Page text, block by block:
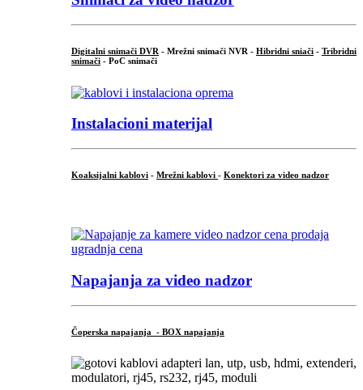
Digitalni snimači DVR - Mrežni snimači NVR - Hibridni sniači - Tribridni
snimači - PoC snimači
Instalacioni materijal
Koaksijalni kablovi - Mrežni kablovi - Konektori za video nadzor
Napajanja za video nadzor
Čoperska napajanja - BOX napajanja